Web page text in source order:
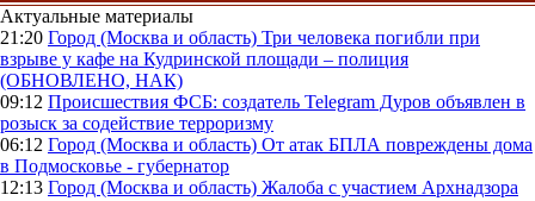
Актуальные материалы
21:20 Город (Москва и область) Три человека погибли при
взрыве у кафе на Кудринской площади – полиция
(ОБНОВЛЕНО, НАК)
09:12 Происшествия ФСБ: создатель Telegram Дуров объявлен в
розыск за содействие терроризму
06:12 Город (Москва и область) От атак БПЛА повреждены дома
в Подмосковье - губернатор
12:13 Город (Москва и область) Жалоба с участием Архнадзора